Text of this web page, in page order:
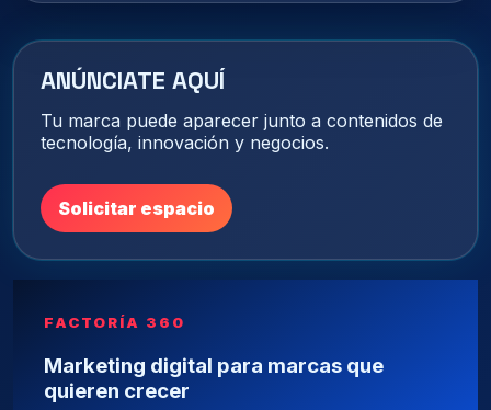
ANÚNCIATE AQUÍ
Tu marca puede aparecer junto a contenidos de
tecnología, innovación y negocios.
Solicitar espacio
FACTORÍA 360
Marketing digital para marcas que
quieren crecer